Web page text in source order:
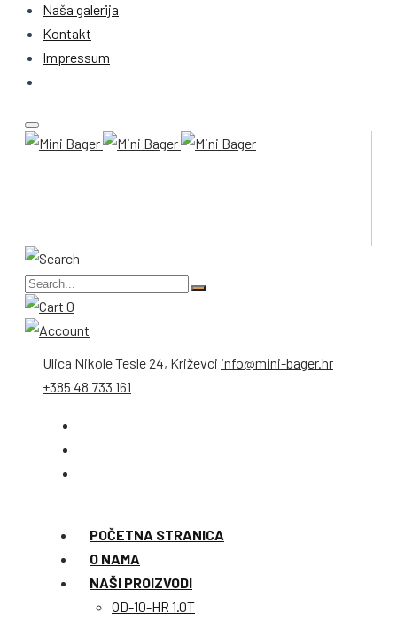
Naša galerija
Kontakt
Impressum
0
Ulica Nikole Tesle 24, Križevci info@mini-bager.hr
+385 48 733 161
POČETNA STRANICA
O NAMA
NAŠI PROIZVODI
OD-10-HR 1.0T